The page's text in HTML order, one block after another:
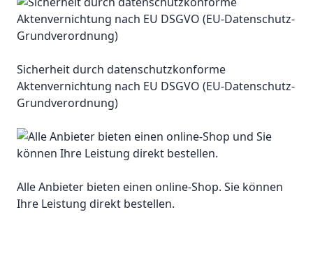
Sicherheit durch datenschutzkonforme
Aktenvernichtung nach EU DSGVO (EU-Datenschutz-
Grundverordnung)
Alle Anbieter bieten einen online-Shop. Sie können
Ihre Leistung direkt bestellen.